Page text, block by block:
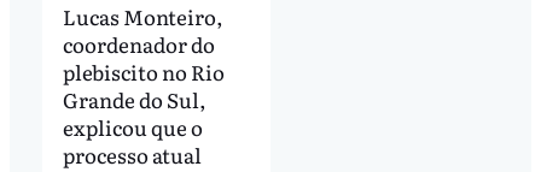
Lucas Monteiro,
coordenador do
plebiscito no Rio
Grande do Sul,
explicou que o
processo atual